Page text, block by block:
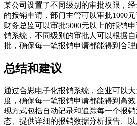
某公司设置了不同级别的审批权限，
的报销申请，部门主管可以审批1000元
财务总监可以审批5000元以上的报销
销系统，不同级别的审批人可以根据
批，确保每一笔报销申请都能得到合理
总结和建议
通过合思电子化报销系统，企业可以
度，确保每一笔报销申请都能得到高
现方式包括自动记录和追踪每一个报
态、提供详细的报销数据分析报告、